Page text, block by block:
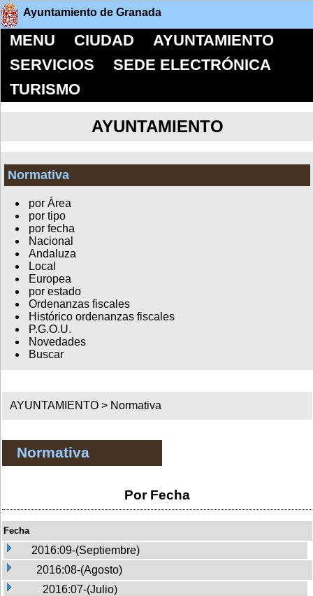
Ayuntamiento de Granada
MENU CIUDAD
AYUNTAMIENTO
SERVICIOS
SEDE ELECTRÓNICA
TURISMO
AYUNTAMIENTO
Normativa
por Área
por tipo
por fecha
Nacional
Andaluza
Local
Europea
por estado
Ordenanzas fiscales
Histórico ordenanzas fiscales
P.G.O.U.
Novedades
Buscar
AYUNTAMIENTO > Normativa
Normativa
Por Fecha
Fecha
2016:09-(Septiembre)
2016:08-(Agosto)
2016:07-(Julio)